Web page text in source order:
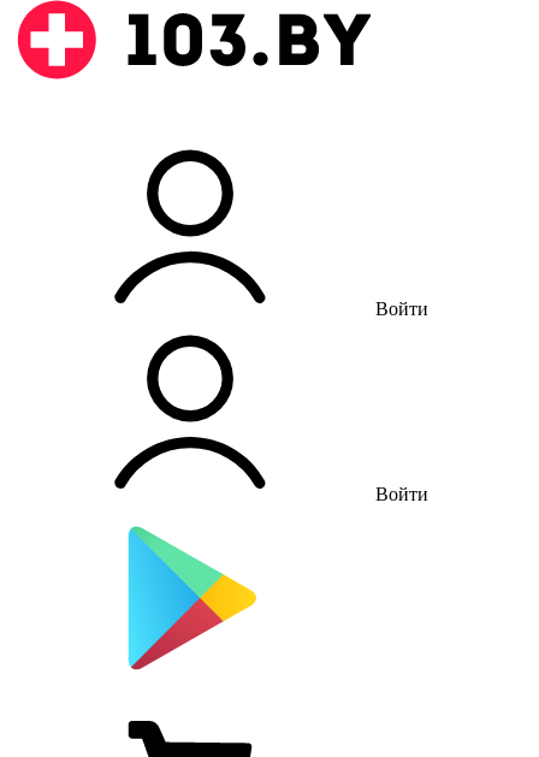
Войти
Войти